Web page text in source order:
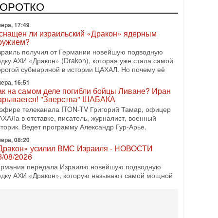
политический альянс? Что произойдет с
раскладом сил, если арабский список
17:49
ли израильский «Дракон» ядерным
получил от Германии новейшую подводную
АХИ «Дракон» (Drakon), которая уже стала самой
субмариной в истории ЦАХАЛ. Но почему её
16:51
на самом деле погибли бойцы Ливане? Иран
"Зверства" ШАБАКА
телеканала ITON-TV Григорий Тамар, офицер
в отставке, писатель, журналист, военный
Ведет программу Александр Гур-Арье.
08:20
усилил ВМС Израиля - НОВОСТИ
08/2026
передала Израилю новейшую подводную
АХИ «Дракон», которую называют самой мощной